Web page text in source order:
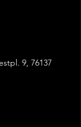
9, 76137